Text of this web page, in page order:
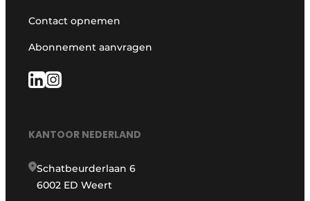
Contact opnemen
Abonnement aanvragen
KANTOOR NEDERLAND
Schatbeurderlaan 6
6002 ED Weert